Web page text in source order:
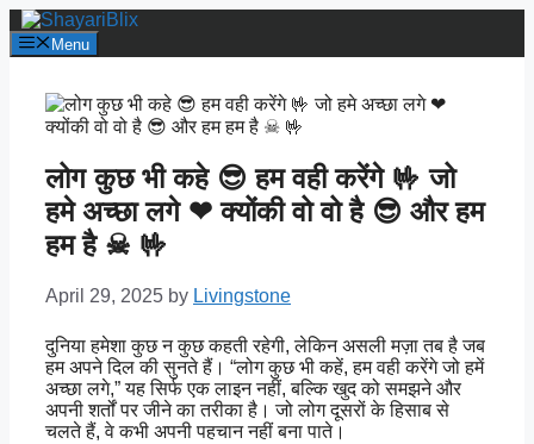
Skip
to
content
Menu
लोग कुछ भी कहे 😎 हम वही करेंगे 🤟 जो
हमे अच्छा लगे ❤ क्योंकी वो वो है 😎 और हम
हम है ☠ 🤟
April 29, 2025 by Livingstone
दुनिया हमेशा कुछ न कुछ कहती रहेगी, लेकिन असली मज़ा तब है जब
हम अपने दिल की सुनते हैं। “लोग कुछ भी कहें, हम वही करेंगे जो हमें
अच्छा लगे,” यह सिर्फ एक लाइन नहीं, बल्कि खुद को समझने और
अपनी शर्तों पर जीने का तरीका है। जो लोग दूसरों के हिसाब से
चलते हैं, वे कभी अपनी पहचान नहीं बना पाते।